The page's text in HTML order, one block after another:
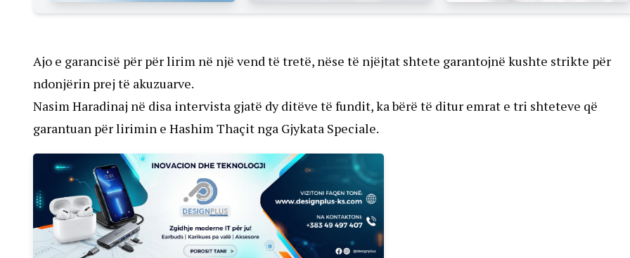
Ajo e garancisë për për lirim në një vend të tretë, nëse të njëjtat shtete garantojnë kushte strikte për
ndonjërin prej të akuzuarve.
Nasim Haradinaj në disa intervista gjatë dy ditëve të fundit, ka bërë të ditur emrat e tri shteteve që
garantuan për lirimin e Hashim Thaçit nga Gjykata Speciale.